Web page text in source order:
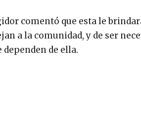
comentó que esta le
a la comunidad, y de ser
de ella.